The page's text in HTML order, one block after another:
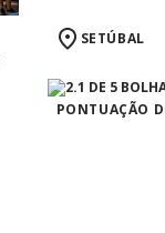
SETÚBAL
PONTUAÇÃO